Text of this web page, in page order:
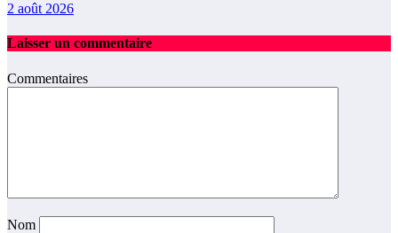
2 août 2026
Laisser un commentaire
Commentaires
Nom